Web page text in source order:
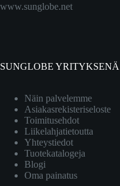
www.sunglobe.net
SUNGLOBE YRITYKSENÄ
Näin palvelemme
Asiakasrekisteriseloste
Toimitusehdot
Liikelahjatietoutta
Yhteystiedot
Tuotekatalogeja
Blogi
Oma painatus